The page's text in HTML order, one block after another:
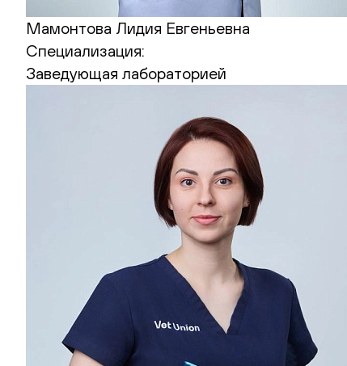
Мамонтова Лидия Евгеньевна
Специализация:
Заведующая лабораторией